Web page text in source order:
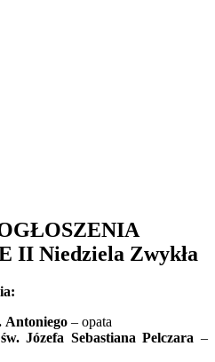
II Niedziela Zwykła
Antoniego – opata
św. Józefa Sebastiana Pelczara –